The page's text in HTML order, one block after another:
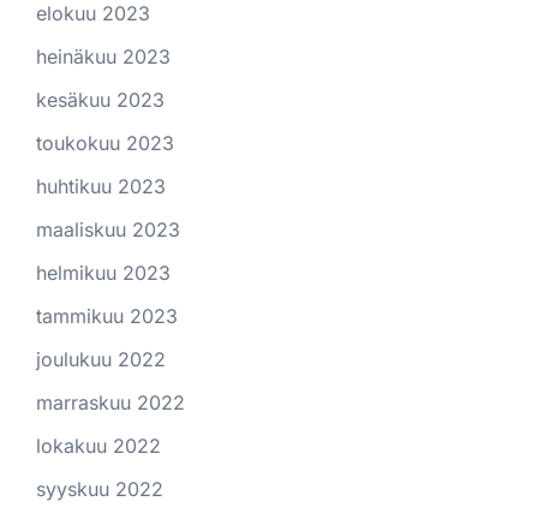
elokuu 2023
heinäkuu 2023
kesäkuu 2023
toukokuu 2023
huhtikuu 2023
maaliskuu 2023
helmikuu 2023
tammikuu 2023
joulukuu 2022
marraskuu 2022
lokakuu 2022
syyskuu 2022